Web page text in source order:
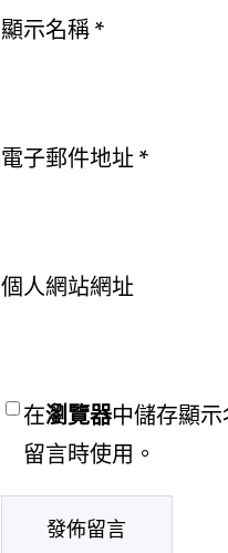
顯示名稱 *
電子郵件地址 *
個人網站網址
在瀏覽器中儲存顯
留言時使用。